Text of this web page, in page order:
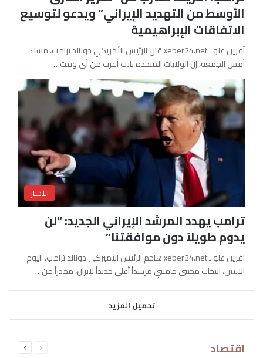
الأوسط من التهديد الإيراني” ويدعو لتوسيع
الاتفاقات الإبراهيمية
آفرين علو ـ xeber24.net قال الرئيس الأمريكي دونالد ترامب، مساء
أمس الجمعة، إن الولايات المتحدة باتت أقرب من أي وقت…
الأخبار
ترامب يهدد المرشد الإيراني الجديد: “لن
يدوم طويلاً دون موافقتنا”
آفرين علو ـ xeber24.net هاجم الرئيس الأميركي دونالد ترامب، اليوم
الاثنين، انتخاب مجتبى خامنئي مرشداً أعلى جديداً لإيران، محذراً من…
تحميل المزيد
اقتصاد الصفحةالصفحة